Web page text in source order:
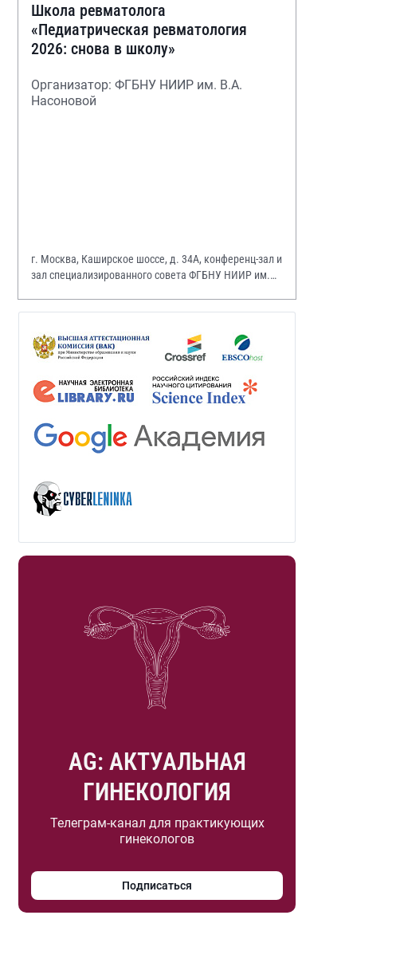
Школа ревматолога
«Педиатрическая ревматология
2026: снова в школу»
Организатор: ФГБНУ НИИР им. В.А.
Насоновой
г. Москва, Каширское шоссе, д. 34А, конференц-зал и
зал специализированного совета ФГБНУ НИИР им.
AG: АКТУАЛЬНАЯ
ГИНЕКОЛОГИЯ
Телеграм-канал для практикующих
гинекологов
Подписаться